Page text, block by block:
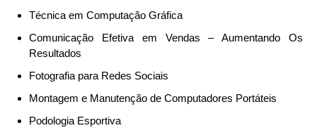
Técnica em Computação Gráfica
Comunicação Efetiva em Vendas – Aumentando Os
Resultados
Fotografia para Redes Sociais
Montagem e Manutenção de Computadores Portáteis
Podologia Esportiva